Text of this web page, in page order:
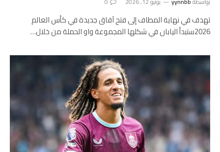
تهدف في نهاية المطاف إلى فتح آفاق جديدة في كأس العالم
2026ستبدأ اليابان في شكلها المجموعة واو الحملة من خلال…